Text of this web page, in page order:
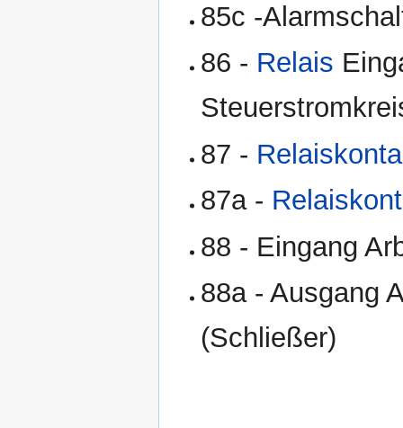
85c -
86 - Relais
87 -
87a -
88 - Eingang
88a - Ausgang
(Schließer)